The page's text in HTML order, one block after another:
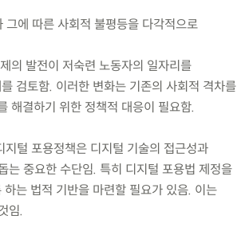
에 따른 사회적 불평등을 다각적으로
의 발전이 저숙련 노동자의 일자리를
검토함. 이러한 변화는 기존의 사회적 격차를
해결하기 위한 정책적 대응이 필요함.
털 포용정책은 디지털 기술의 접근성과
는 중요한 수단임. 특히 디지털 포용법 제정을
는 법적 기반을 마련할 필요가 있음. 이는
임.